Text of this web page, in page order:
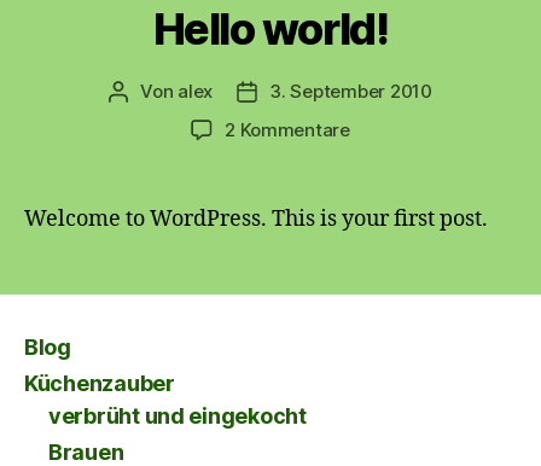
Hello world!
Beitragsautor
Von alex Beitragsdatum
3. September 2010
2 Kommentarezu
Welcome to WordPress. This is your first post.
Blog
Küchenzauber
verbrüht und eingekocht
Brauen